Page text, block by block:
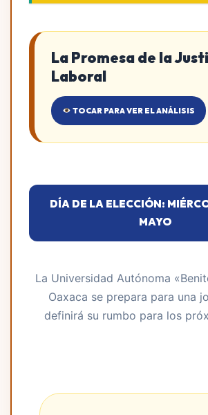
La Promesa de la
Laboral
TOCAR PARA VER EL ANÁLISIS
DÍA DE LA ELECCIÓN:
MAYO
La Universidad Autónoma
Oaxaca se prepara para una
definirá su rumbo para los